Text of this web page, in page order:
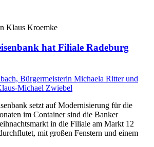
Klaus Kroemke
hat Filiale Radeburg
setzt auf Modernisierung für die
im Container sind die Banker
in die Filiale am Markt 12
mit großen Fenstern und einem